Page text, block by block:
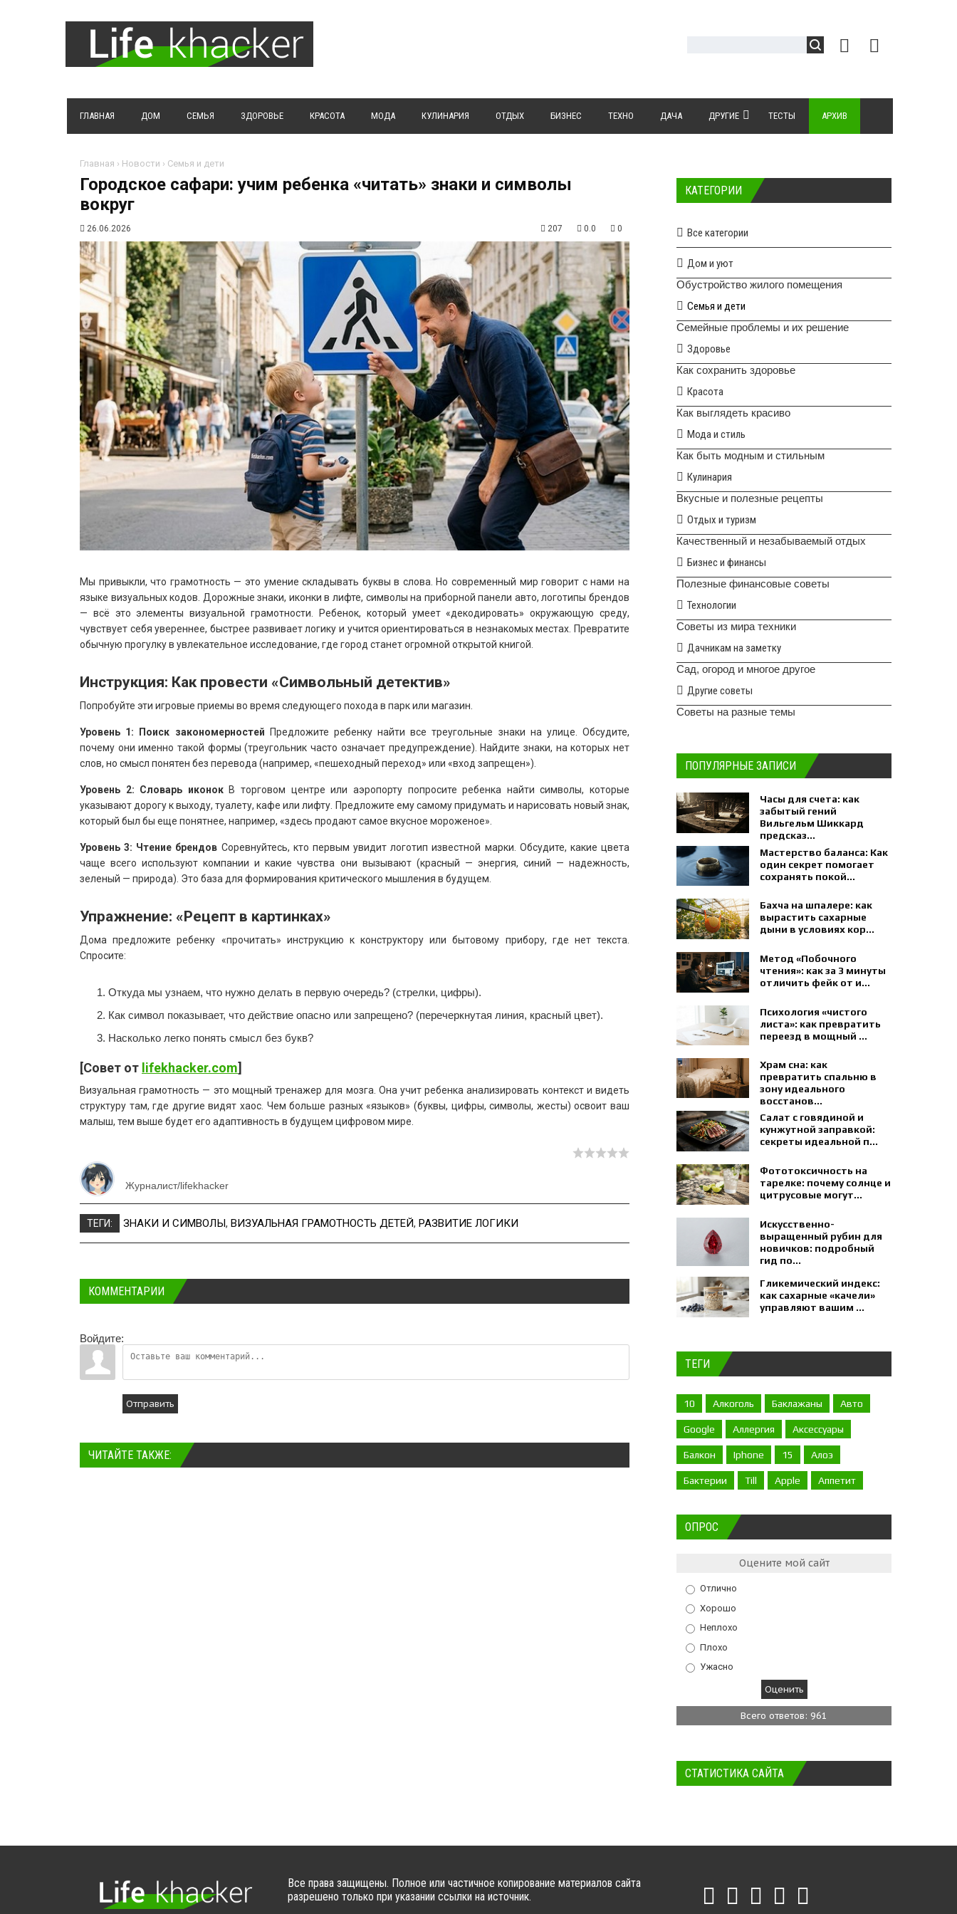
ГЛАВНАЯ ДОМ СЕМЬЯ ЗДОРОВЬЕ КРАСОТА МОДА КУЛИНАРИЯ ОТДЫХ БИЗНЕС ТЕХНО ДАЧА ДРУГИЕ ТЕСТЫ АРХИВ
Главная › Новости › Семья и дети
Городское сафари: учим ребенка «читать» знаки и символы
вокруг
26.06.2026 207 0.0 0
Мы привыкли, что грамотность — это умение складывать буквы в слова. Но современный мир говорит с нами на
языке визуальных кодов. Дорожные знаки, иконки в лифте, символы на приборной панели авто, логотипы брендов
— всё это элементы визуальной грамотности. Ребенок, который умеет «декодировать» окружающую среду,
чувствует себя увереннее, быстрее развивает логику и учится ориентироваться в незнакомых местах. Превратите
обычную прогулку в увлекательное исследование, где город станет огромной открытой книгой.
Инструкция: Как провести «Символьный детектив»
Попробуйте эти игровые приемы во время следующего похода в парк или магазин.
Уровень 1: Поиск закономерностей Предложите ребенку найти все треугольные знаки на улице. Обсудите,
почему они именно такой формы (треугольник часто означает предупреждение). Найдите знаки, на которых нет
слов, но смысл понятен без перевода (например, «пешеходный переход» или «вход запрещен»).
Уровень 2: Словарь иконокВ торговом центре или аэропорту попросите ребенка найти символы, которые
указывают дорогу к выходу, туалету, кафе или лифту. Предложите ему самому придумать и нарисовать новый знак,
который был бы еще понятнее, например, «здесь продают самое вкусное мороженое».
Уровень 3: Чтение брендов Соревнуйтесь, кто первым увидит логотип известной марки. Обсудите, какие цвета
чаще всего используют компании и какие чувства они вызывают (красный — энергия, синий — надежность,
зеленый — природа). Это база для формирования критического мышления в будущем.
Упражнение: «Рецепт в картинках»
Дома предложите ребенку «прочитать» инструкцию к конструктору или бытовому прибору, где нет текста.
Спросите:
Откуда мы узнаем, что нужно делать в первую очередь? (стрелки, цифры).
Как символ показывает, что действие опасно или запрещено? (перечеркнутая линия, красный цвет).
Насколько легко понять смысл без букв?
[Совет от lifekhacker.com]
Визуальная грамотность — это мощный тренажер для мозга. Она учит ребенка анализировать контекст и видеть
структуру там, где другие видят хаос. Чем больше разных «языков» (буквы, цифры, символы, жесты) освоит ваш
малыш, тем выше будет его адаптивность в будущем цифровом мире.
Журналист/lifekhacker
ТЕГИ: ЗНАКИ И СИМВОЛЫ, ВИЗУАЛЬНАЯ ГРАМОТНОСТЬ ДЕТЕЙ, РАЗВИТИЕ ЛОГИКИ
КОММЕНТАРИИ
Войдите:
Отправить
ЧИТАЙТЕ ТАКЖЕ:
КАТЕГОРИИ
Все категории
Дом и уют
Обустройство жилого помещения
Семья и дети
Семейные проблемы и их решение
Здоровье
Как сохранить здоровье
Красота
Как выглядеть красиво
Мода и стиль
Как быть модным и стильным
Кулинария
Вкусные и полезные рецепты
Отдых и туризм
Качественный и незабываемый отдых
Бизнес и финансы
Полезные финансовые советы
Технологии
Советы из мира техники
Дачникам на заметку
Сад, огород и многое другое
Другие советы
Советы на разные темы
ПОПУЛЯРНЫЕ ЗАПИСИ
Часы для счета: как
забытый гений
Вильгельм Шиккард
предсказ...
Мастерство баланса: Как
один секрет помогает
сохранять покой...
Бахча на шпалере: как
вырастить сахарные
дыни в условиях кор...
Метод «Побочного
чтения»: как за 3 минуты
отличить фейк от и...
Психология «чистого
листа»: как превратить
переезд в мощный ...
Храм сна: как
превратить спальню в
зону идеального
восстанов...
Салат с говядиной и
кунжутной заправкой:
секреты идеальной п...
Фототоксичность на
тарелке: почему солнце и
цитрусовые могут...
Искусственно-
выращенный рубин для
новичков: подробный
гид по...
Гликемический индекс:
как сахарные «качели»
управляют вашим ...
ТЕГИ
10 Алкоголь Баклажаны Авто
Google Аллергия Аксессуары
Балкон Iphone 15 Алоэ
Бактерии Till Apple Аппетит
ОПРОС
Оцените мой сайт
Отлично
Хорошо
Неплохо
Плохо
Ужасно
Всего ответов: 961
СТАТИСТИКА САЙТА
Все права защищены. Полное или частичное копирование материалов сайта
разрешено только при указании ссылки на источник.